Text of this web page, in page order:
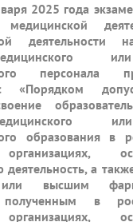
2025 года
медицинской
деятельности
персонала
с «Порядком
образования в
деятельность, а
высшим
полученным в